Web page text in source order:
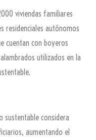
viviendas familiares
residenciales autónomos
cuentan con boyeros
utilizados en la
sustentable considera
aumentando el